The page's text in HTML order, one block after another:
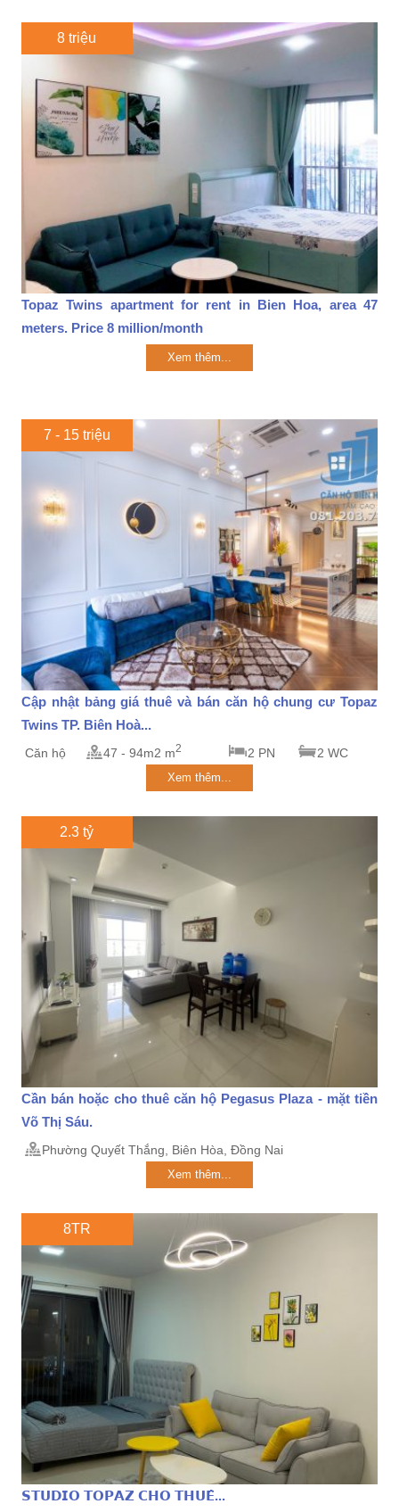
8 triệu
Topaz Twins apartment for rent in Bien Hoa, area 47
meters. Price 8 million/month
Xem thêm...
7 - 15 triệu
Cập nhật bảng giá thuê và bán căn hộ chung cư Topaz
Twins TP. Biên Hoà...
Căn hộ 47 - 94m2 m2 2 PN 2 WC
Xem thêm...
2.3 tỷ
Cần bán hoặc cho thuê căn hộ Pegasus Plaza - mặt tiền
Võ Thị Sáu.
Phường Quyết Thắng, Biên Hòa, Đồng Nai
Xem thêm...
8TR
𝗦𝗧𝗨𝗗𝗜𝗢 𝗧𝗢𝗣𝗔𝗭 𝗖𝗛𝗢 𝗧𝗛𝗨𝗘̂...